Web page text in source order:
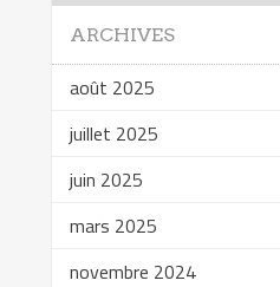
ARCHIVES
août 2025
juillet 2025
juin 2025
mars 2025
novembre 2024